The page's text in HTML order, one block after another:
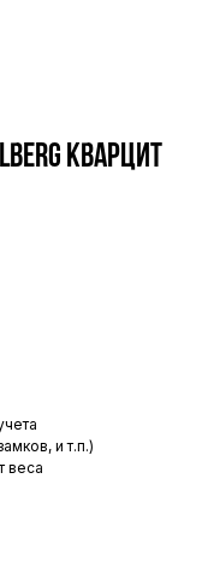
КВАРЦИТ
и т.п.)
веса